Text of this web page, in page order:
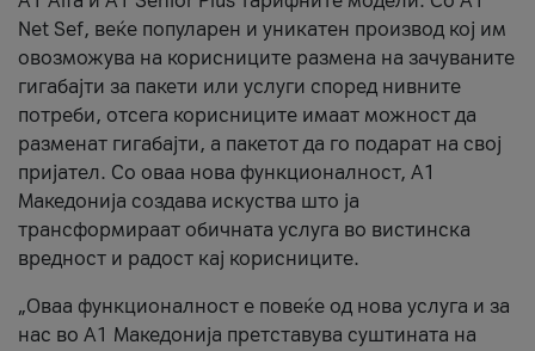
Net Sef, веќе популарен и уникатен производ кој им
овозможува на корисниците размена на зачуваните
гигабајти за пакети или услуги според нивните
потреби, отсега корисниците имаат можност да
разменат гигабајти, а пакетот да го подарат на свој
пријател. Со оваа нова функционалност, А1
Македонија создава искуства што ја
трансформираат обичната услуга во вистинска
вредност и радост кај корисниците.
„Оваа функционалност е повеќе од нова услуга и за
нас во А1 Македонија претставува суштината на